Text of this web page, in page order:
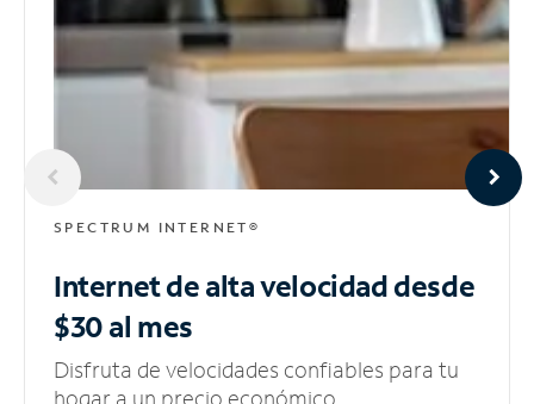
SPECTRUM INTERNET®
Internet de alta velocidaddesde
$30 al mes
Disfruta de velocidades confiables para tu
hogar a un precio económico.